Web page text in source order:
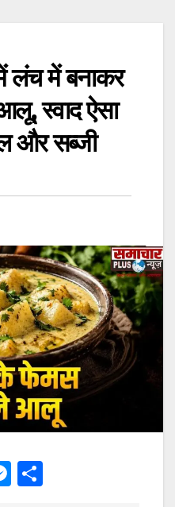
लंच में बनाकर
स्वाद ऐसा
और सब्जी
M